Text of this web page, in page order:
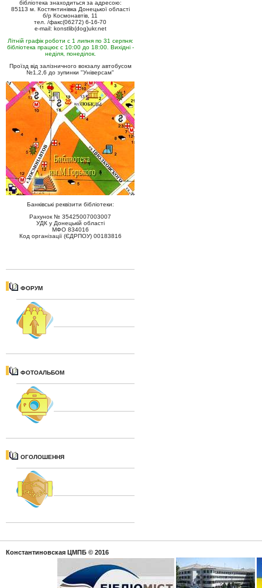
бібліотека знаходиться за адресою:
85113 м. Костянтинівка Донецької області
б/р Космонавтів, 11
тел. /факс(06272) 6-16-70
e-mail: konstlib(dog)ukr.net
Літній графік роботи с 1 липня по 31 серпня:
бібліотека працює с 10:00 до 18:00. Вихідні -
неділя, понеділок.
Проїзд від залізничного вокзалу автобусом
№1,2,6 до зупинки "Універсам"
Банківські реквізити бібліотеки:
Рахунок № 35425007003007
УДК у Донецькій області
МФО 834016
Код організації (ЄДРПОУ) 00183816
ФОРУМ
ФОТОАЛЬБОМ
ОГОЛОШЕННЯ
Константиновская ЦМПБ © 2016